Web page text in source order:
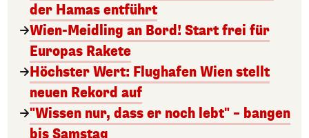
der Hamas entführt
Wien-Meidling an Bord! Start frei für
Europas Rakete
Höchster Wert: Flughafen Wien stellt
neuen Rekord auf
"Wissen nur, dass er noch lebt" – bangen
bis Samstag